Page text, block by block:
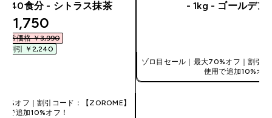
40食分 - シトラス抹茶
discounted price
¥1,750‎
通常価格 ￥3,990‎
割引 ￥2,240‎
オフ｜割引コード：【ZOROME】
で追加10%オフ！
- 1kg - ゴールデン
ゾロ目セール｜最大70%オフ｜割引
使用で追加10%オ